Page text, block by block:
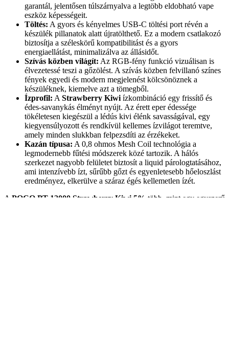
garantál, jelentősen túlszárnyalva a legtöbb eldobható vape
eszköz képességeit.
Töltés: A gyors és kényelmes USB-C töltési port révén a
készülék pillanatok alatt újratölthető. Ez a modern csatlakozó
biztosítja a széleskörű kompatibilitást és a gyors
energiaellátást, minimalizálva az állásidőt.
Szívás közben világít: Az RGB-fény funkció vizuálisan is
élvezetessé teszi a gőzölést. A szívás közben felvillanó színes
fények egyedi és modern megjelenést kölcsönöznek a
készüléknek, kiemelve azt a tömegből.
Ízprofil: A Strawberry Kiwi ízkombináció egy frissítő és
édes-savanykás élményt nyújt. Az érett eper édessége
tökéletesen kiegészül a lédús kivi élénk savasságával, egy
kiegyensúlyozott és rendkívül kellemes ízvilágot teremtve,
amely minden slukkban felpezsdíti az érzékeket.
Kazán típusa: A 0,8 ohmos Mesh Coil technológia a
legmodernebb fűtési módszerek közé tartozik. A hálós
szerkezet nagyobb felületet biztosít a liquid párologtatásához,
ami intenzívebb ízt, sűrűbb gőzt és egyenletesebb hőeloszlást
eredményez, elkerülve a száraz égés kellemetlen ízét.
A POCO PT 12000 Strawberry Kiwi 5% több, mint egy egyszerű